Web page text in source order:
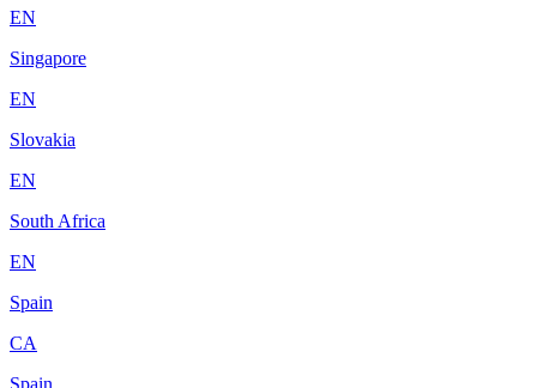
EN
Singapore
EN
Slovakia
EN
South Africa
EN
Spain
CA